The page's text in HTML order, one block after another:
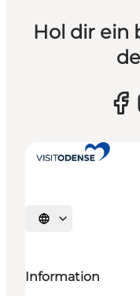
Hol dir ein
Sprache auswählen
Information